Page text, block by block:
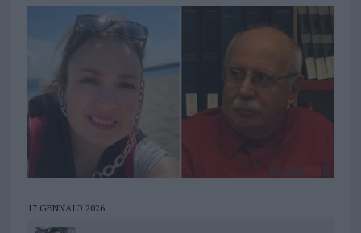
17 GENNAIO 2026